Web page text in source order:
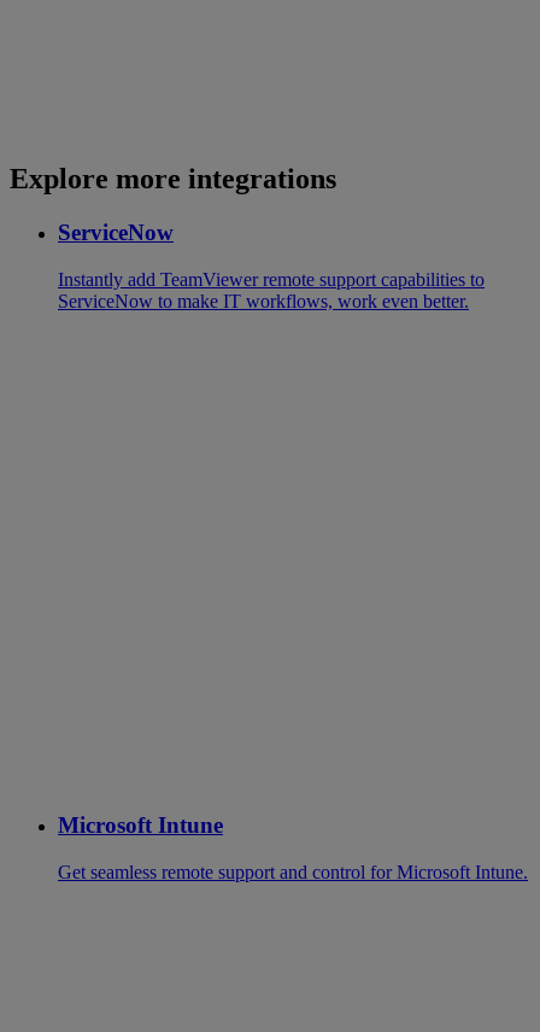
Explore more integrations
ServiceNow
Instantly add TeamViewer remote support capabilities to
ServiceNow to make IT workflows, work even better.
Microsoft Intune
Get seamless remote support and control for Microsoft Intune.